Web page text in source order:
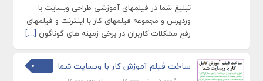
تبلیغ شما در فیلمهای آموزشی طراحی وبسایت با
وردپرس و مجموعه فیلمهای کار با اینترنت و فیلمهای
رفع مشکلات کاربران در برخی زمینه های گوناگون […]
ساخت فیلم آموزش کار با وبسایت شما